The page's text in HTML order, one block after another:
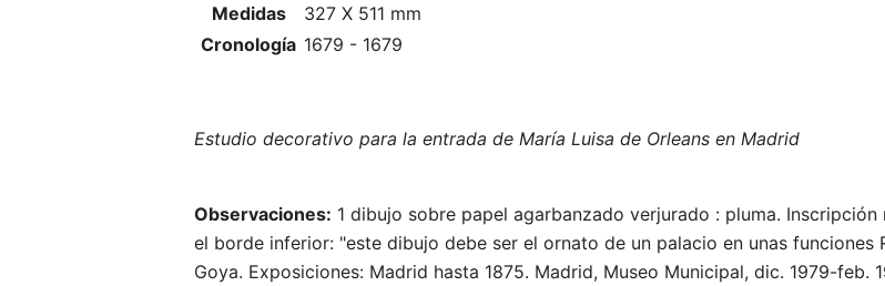
Leer
Medidas
327 X 511 mm
Cronología 1679 - 1679
Estudio decorativo para la entrada de María Luisa de Orleans en Madrid
Observaciones: 1 dibujo sobre papel agarbanzado verjurado : pluma.
el borde inferior: "este dibujo debe ser el ornato de un palacio en unas funciones
Goya. Exposiciones: Madrid hasta 1875. Madrid, Museo Municipal, dic. 1979-